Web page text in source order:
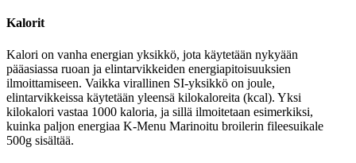
Kalorit
Kalori on vanha energian yksikkö, jota käytetään nykyään
pääasiassa ruoan ja elintarvikkeiden energiapitoisuuksien
ilmoittamiseen. Vaikka virallinen SI-yksikkö on joule,
elintarvikkeissa käytetään yleensä kilokaloreita (kcal). Yksi
kilokalori vastaa 1000 kaloria, ja sillä ilmoitetaan esimerkiksi,
kuinka paljon energiaa K-Menu Marinoitu broilerin fileesuikale
500g sisältää.